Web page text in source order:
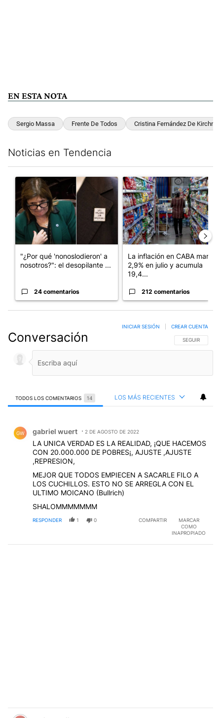
EN ESTA NOTA
Sergio Massa Frente De Todos Cristina Fernández De Kirchner
Noticias en Tendencia
Un artículo de tendencia con el título ""¿Por qué
"¿Por qué 'nonoslodieron' a
nosotros?": el desopilante ...
24 comentarios
Un artículo de tendencia con
La inflación en CABA marcó
2,9% en julio y acumula
19,4...
212 comentarios
Conversación SIGA ESTA
SEGUIR
INICIAR SESIÓN CREAR CUENTA
TODOS LOS COMENTARIOS 14 LOS MÁS RECIENTES
GW gabriel wuert 2 DE AGOSTO DE 2022
LA UNICA VERDAD ES LA REALIDAD, ¡QUE HACEMOS
CON 20.000.000 DE POBRES¡, AJUSTE ,AJUSTE
,REPRESION,
MEJOR QUE TODOS EMPIECEN A SACARLE FILO A
LOS CUCHILLOS. ESTO NO SE ARREGLA CON EL
ULTIMO MOICANO (Bullrich)
SHALOMMMMMMM
RESPONDER 1 0 COMPARTIR
MARCAR
COMO
INAPROPIADO
Comentario de carlos stellaco.